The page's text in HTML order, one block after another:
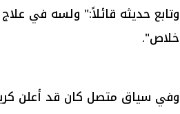
خلاص".
وفي سياق متصل كان قد أعلن